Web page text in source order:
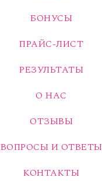
БОНУСЫ
ПРАЙС-ЛИСТ
РЕЗУЛЬТАТЫ
О НАС
ОТЗЫВЫ
ВОПРОСЫ И ОТВЕТЫ
КОНТАКТЫ